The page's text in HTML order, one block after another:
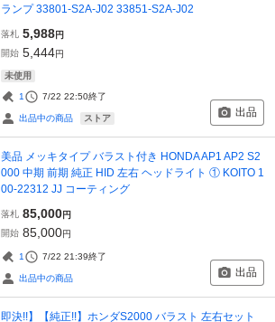
ランプ 33801-S2A-J02 33851-S2A-J02
落札 5,988円
開始 5,444円
未使用
1 7/22 22:50終了
出品中の商品 ストア 出品
美品 メッキタイプ バラスト付き HONDA AP1 AP2 S2
000 中期 前期 純正 HID 左右 ヘッドライト ① KOITO 1
00-22312 JJ コーティング
落札 85,000円
開始 85,000円
1 7/22 21:39終了
出品中の商品 出品
即決!!】【純正!!】ホンダS2000 バラスト 左右セット